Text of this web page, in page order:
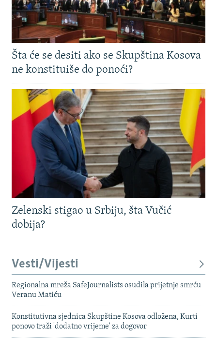
Šta će se desiti ako se Skupština Kosova
ne konstituiše do ponoći?
Zelenski stigao u Srbiju, šta Vučić
dobija?
Vesti/Vijesti
Regionalna mreža SafeJournalists osudila prijetnje smrću
Veranu Matiću
Konstitutivna sjednica Skupštine Kosova odložena, Kurti
ponovo traži 'dodatno vrijeme' za dogovor